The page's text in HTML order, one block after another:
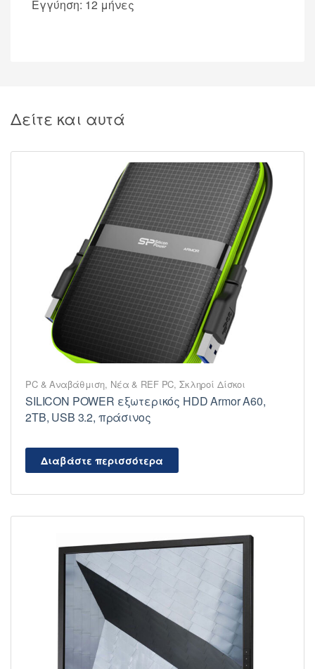
Εγγύηση: 12 μήνες
Δείτε και αυτά
PC & Αναβάθμιση, Νέα & REF PC,Σκληροί Δίσκοι
SILICON POWER εξωτερικός HDD Armor A60,
2TB, USB 3.2, πράσινος
Διαβάστε περισσότερα